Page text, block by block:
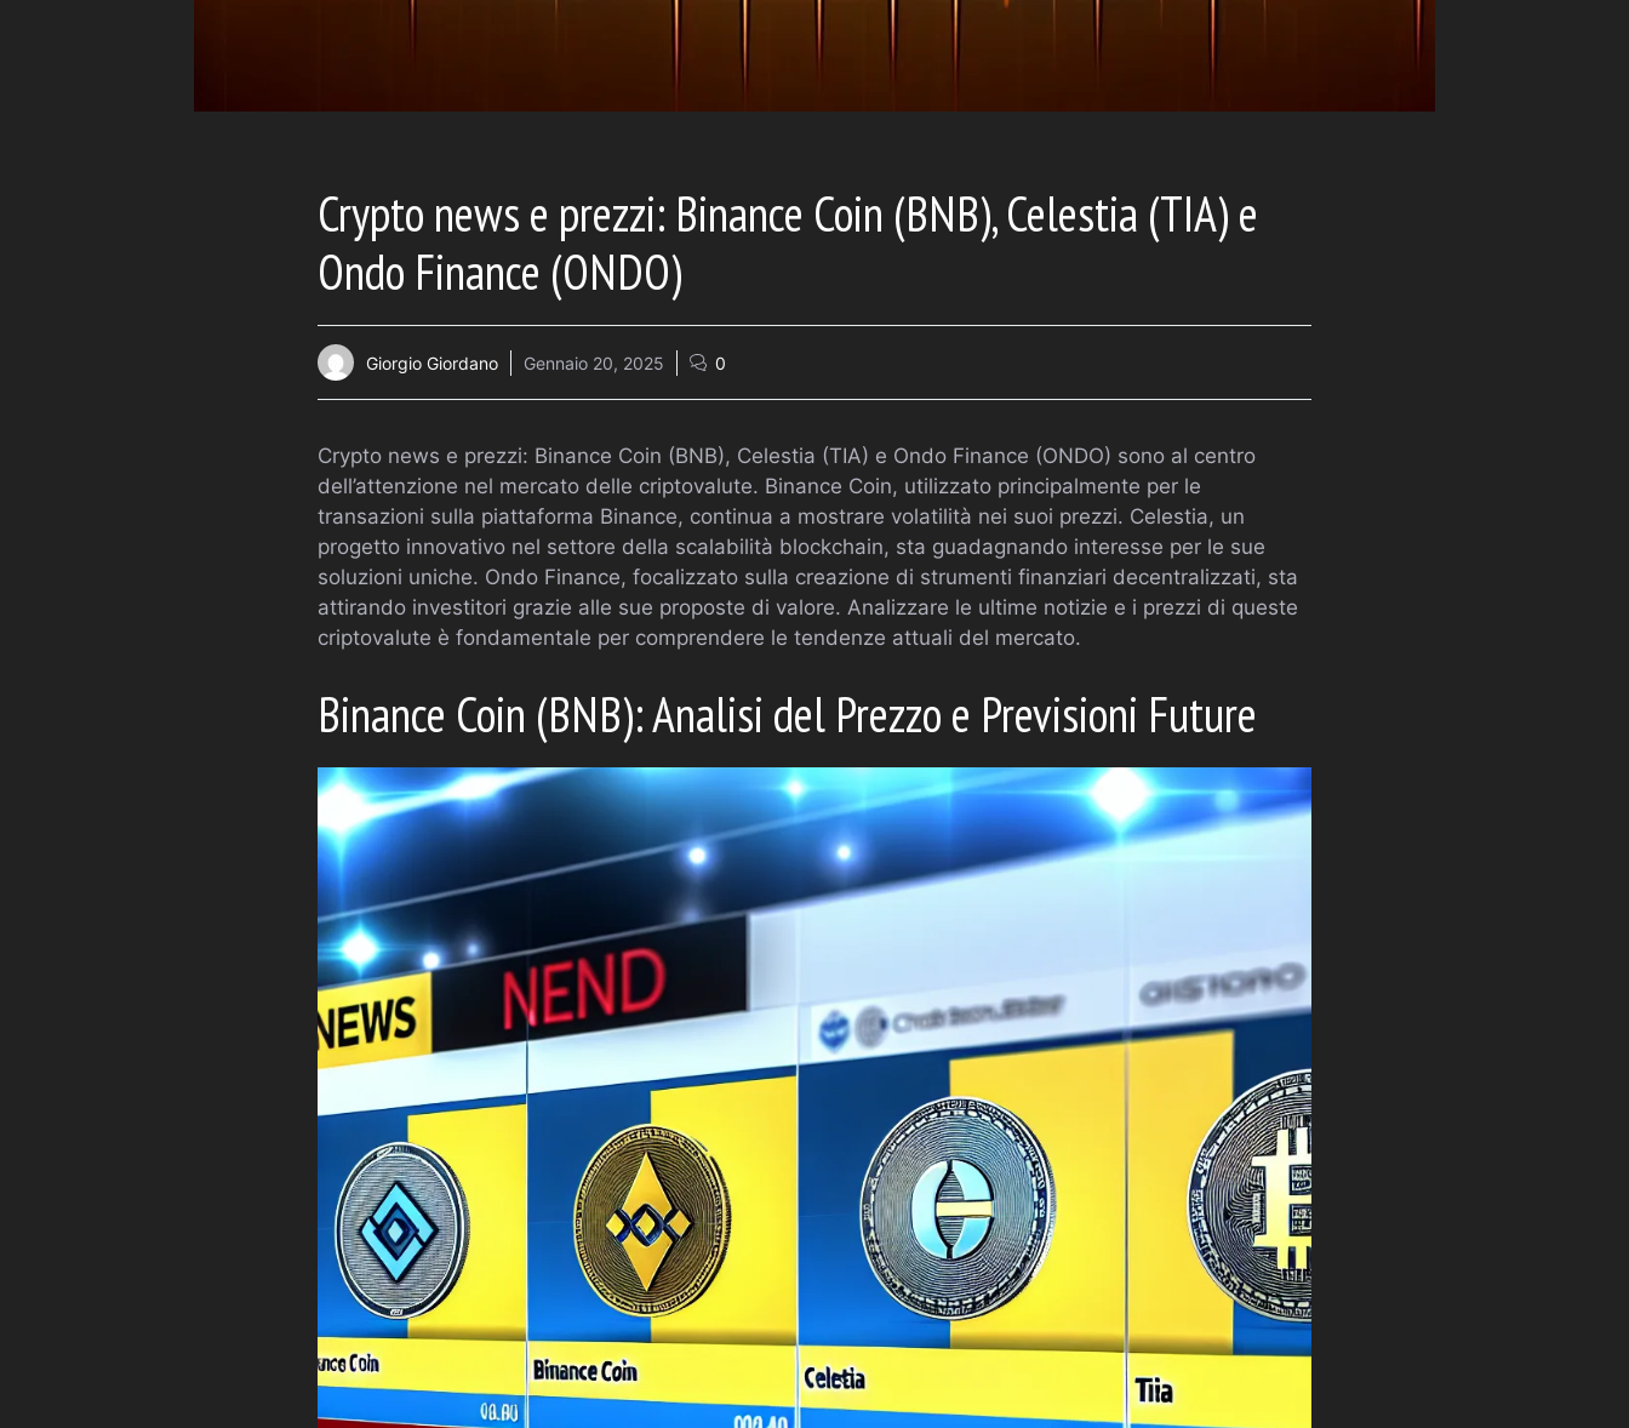
Crypto news e prezzi: Binance Coin (BNB), Celestia (TIA) e
Ondo Finance (ONDO)
Giorgio Giordano Gennaio 20, 2025 0
Crypto news e prezzi: Binance Coin (BNB), Celestia (TIA) e Ondo Finance (ONDO) sono al centro
dell’attenzione nel mercato delle criptovalute. Binance Coin, utilizzato principalmente per le
transazioni sulla piattaforma Binance, continua a mostrare volatilità nei suoi prezzi. Celestia, un
progetto innovativo nel settore della scalabilità blockchain, sta guadagnando interesse per le sue
soluzioni uniche. Ondo Finance, focalizzato sulla creazione di strumenti finanziari decentralizzati, sta
attirando investitori grazie alle sue proposte di valore. Analizzare le ultime notizie e i prezzi di queste
criptovalute è fondamentale per comprendere le tendenze attuali del mercato.
Binance Coin (BNB): Analisi del Prezzo e Previsioni Future